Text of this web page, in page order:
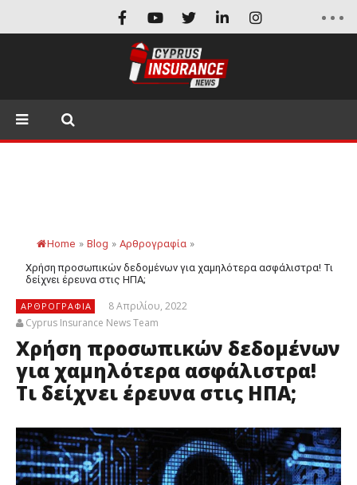
Home » Blog » Αρθρογραφία »
Χρήση προσωπικών δεδομένων για χαμηλότερα ασφάλιστρα! Τι
δείχνει έρευνα στις ΗΠΑ;
ΑΡΘΡΟΓΡΑΦΊΑ
8 Απριλίου, 2022
Cyprus Insurance News Team
Χρήση προσωπικών δεδομένων
για χαμηλότερα ασφάλιστρα!
Τι δείχνει έρευνα στις ΗΠΑ;